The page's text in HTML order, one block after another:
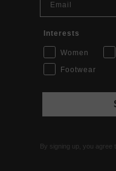
Interests
Women
Footwear
By signing up, you agree